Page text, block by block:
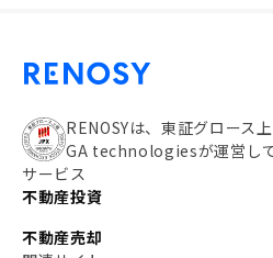
RENOSYは、東証グロース
GA technologiesが運営して
サービス
不動産投資
不動産売却